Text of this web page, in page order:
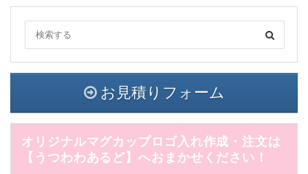
お見積りフォーム
オリジナルマグカップロゴ入れ作成・注文は
【うつわわあるど】へおまかせください！